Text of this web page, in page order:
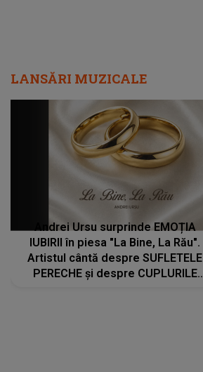
LANSĂRI MUZICALE
Andrei Ursu surprinde EMOȚIA
IUBIRII în piesa "La Bine, La Rău".
Artistul cântă despre SUFLETELE
PERECHE și despre CUPLURILE